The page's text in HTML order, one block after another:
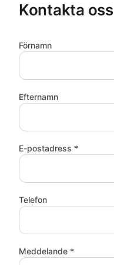
Kontakta oss
Förnamn
Efternamn
E-postadress *
Telefon
Meddelande *